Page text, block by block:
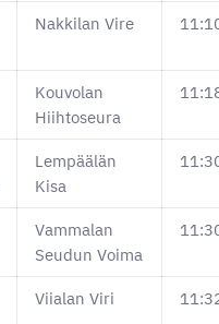
Nakkilan Vire
Kouvolan
Hiihtoseura
Lempäälän
Kisa
Vammalan
Seudun Voima
Viialan Viri